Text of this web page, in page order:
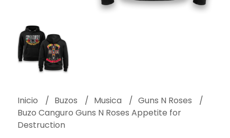
Inicio Buzos Musica
Guns N Roses
Buzo Canguro Guns N Roses Appetite for
Destruction